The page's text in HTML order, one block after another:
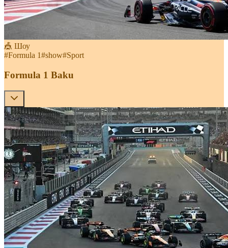
🎪 Шоу
#Formula 1#show#Sport
Formula 1 Baku